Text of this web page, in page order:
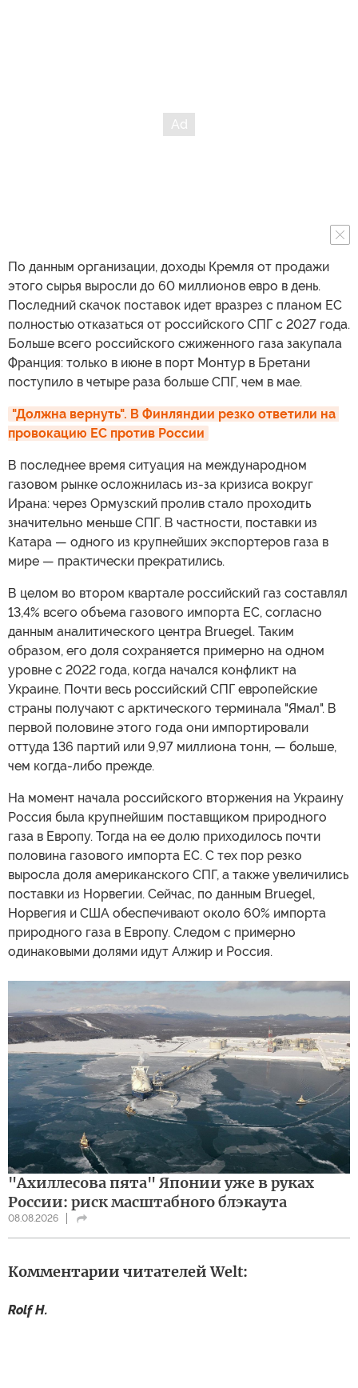
По данным организации, доходы Кремля от продажи
этого сырья выросли до 60 миллионов евро в день.
Последний скачок поставок идет вразрез с планом ЕС
полностью отказаться от российского СПГ с 2027 года.
Больше всего российского сжиженного газа закупала
Франция: только в июне в порт Монтур в Бретани
поступило в четыре раза больше СПГ, чем в мае.
"Должна вернуть". В Финляндии резко ответили на
провокацию ЕС против России
В последнее время ситуация на международном
газовом рынке осложнилась из-за кризиса вокруг
Ирана: через Ормузский пролив стало проходить
значительно меньше СПГ. В частности, поставки из
Катара — одного из крупнейших экспортеров газа в
мире — практически прекратились.
В целом во втором квартале российский газ составлял
13,4% всего объема газового импорта ЕС, согласно
данным аналитического центра Bruegel. Таким
образом, его доля сохраняется примерно на одном
уровне с 2022 года, когда начался конфликт на
Украине. Почти весь российский СПГ европейские
страны получают с арктического терминала "Ямал". В
первой половине этого года они импортировали
оттуда 136 партий или 9,97 миллиона тонн, — больше,
чем когда-либо прежде.
На момент начала российского вторжения на Украину
Россия была крупнейшим поставщиком природного
газа в Европу. Тогда на ее долю приходилось почти
половина газового импорта ЕС. С тех пор резко
выросла доля американского СПГ, а также увеличились
поставки из Норвегии. Сейчас, по данным Bruegel,
Норвегия и США обеспечивают около 60% импорта
природного газа в Европу. Следом с примерно
одинаковыми долями идут Алжир и Россия.
"Ахиллесова пята" Японии уже в руках
России: риск масштабного блэкаута
08.08.2026
Комментарии читателей Welt:
Rolf H.